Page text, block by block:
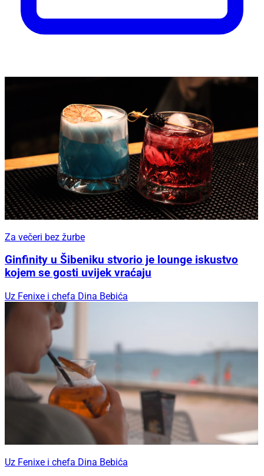
Za večeri bez žurbe
Ginfinity u Šibeniku stvorio je lounge iskustvo
kojem se gosti uvijek vraćaju
Uz Fenixe i chefa Dina Bebića
Uz Fenixe i chefa Dina Bebića